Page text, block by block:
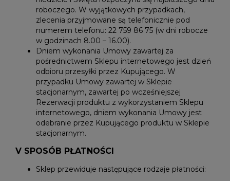
roboczego. W wyjątkowych przypadkach,
zlecenia przyjmowane są telefonicznie pod
numerem telefonu: 22 759 86 75 (w dni robocze
w godzinach 8.00 – 16.00).
Dniem wykonania Umowy zawartej za
pośrednictwem Sklepu internetowego jest dzień
odbioru przesyłki przez Kupującego. W
przypadku Umowy zawartej w Sklepie
stacjonarnym, zawartej po wcześniejszej
Rezerwacji produktu z wykorzystaniem Sklepu
internetowego, dniem wykonania Umowy jest
odebranie przez Kupującego produktu w Sklepie
stacjonarnym.
V SPOSÓB PŁATNOŚCI
Sklep przewiduje następujące rodzaje płatności: